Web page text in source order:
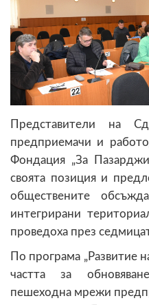
Представители на
предприемачи и
Фондация „За
своята позиция и
обществените
интегрирани
проведоха през
По програма „Развитие
частта за
пешеходна мрежи